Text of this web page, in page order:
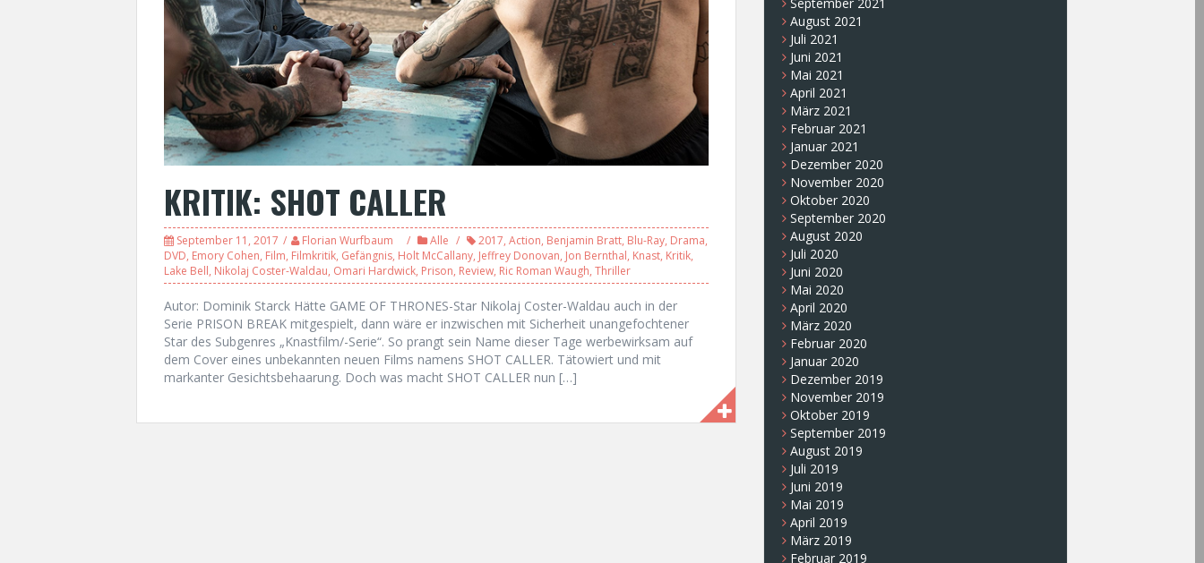
KRITIK: SHOT CALLER
September 11, 2017 Florian Wurfbaum Alle 2017, Action, Benjamin Bratt, Blu-Ray, Drama,
DVD, Emory Cohen, Film, Filmkritik, Gefängnis, Holt McCallany, Jeffrey Donovan, Jon Bernthal, Knast, Kritik,
Lake Bell, Nikolaj Coster-Waldau, Omari Hardwick, Prison, Review, Ric Roman Waugh, Thriller
Autor: Dominik Starck Hätte GAME OF THRONES-Star Nikolaj Coster-Waldau auch in der
Serie PRISON BREAK mitgespielt, dann wäre er inzwischen mit Sicherheit unangefochtener
Star des Subgenres „Knastfilm/-Serie“. So prangt sein Name dieser Tage werbewirksam auf
dem Cover eines unbekannten neuen Films namens SHOT CALLER. Tätowiert und mit
markanter Gesichtsbehaarung. Doch was macht SHOT CALLER nun […]
August 2021
Juli 2021
Juni 2021
Mai 2021
April 2021
März 2021
Februar 2021
Januar 2021
Dezember 2020
November 2020
Oktober 2020
September 2020
August 2020
Juli 2020
Juni 2020
Mai 2020
April 2020
März 2020
Februar 2020
Januar 2020
Dezember 2019
November 2019
Oktober 2019
September 2019
August 2019
Juli 2019
Juni 2019
Mai 2019
April 2019
März 2019
Februar 2019